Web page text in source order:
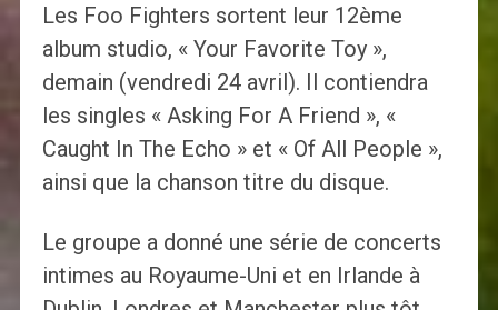
Les Foo Fighters sortent leur 12ème
album studio, « Your Favorite Toy »,
demain (vendredi 24 avril). Il contiendra
les singles « Asking For A Friend », «
Caught In The Echo » et « Of All People »,
ainsi que la chanson titre du disque.
Le groupe a donné une série de concerts
intimes au Royaume-Uni et en Irlande à